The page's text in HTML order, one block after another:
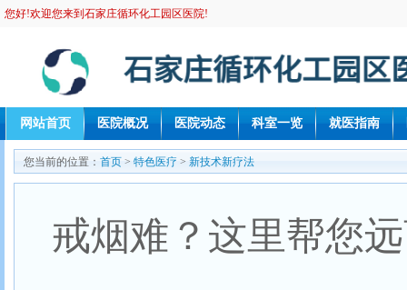
您好!欢迎您来到石家庄循环化工园区医院!
网站首页 医院概况 医院动态 科室一览 就医指南
您当前的位置： 首页 > 特色医疗 > 新技术新疗法
戒烟难？这里帮您